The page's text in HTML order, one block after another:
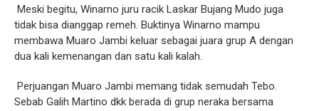
Meski begitu, Winarno juru racik Laskar Bujang Mudo juga
tidak bisa dianggap remeh. Buktinya Winarno mampu
membawa Muaro Jambi keluar sebagai juara grup A dengan
dua kali kemenangan dan satu kali kalah.
Perjuangan Muaro Jambi memang tidak semudah Tebo.
Sebab Galih Martino dkk berada di grup neraka bersama